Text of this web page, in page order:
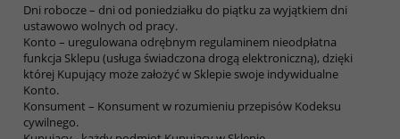
Dni robocze – dni od poniedziałku do piątku za wyjątkiem dni
ustawowo wolnych od pracy.
Konto – uregulowana odrębnym regulaminem nieodpłatna
funkcja Sklepu (usługa świadczona drogą elektroniczną), dzięki
której Kupujący może założyć w Sklepie swoje indywidualne
Konto.
Konsument – Konsument w rozumieniu przepisów Kodeksu
cywilnego.